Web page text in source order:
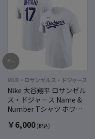
MLB・ロサンゼルス・ドジャース
Nike 大谷翔平 ロサンゼル
ス・ドジャース Name &
Number Tシャツ ホワイ
￥6,000 (税込)